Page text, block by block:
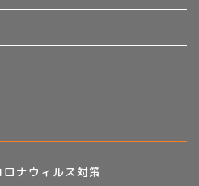
ナウィルス対策